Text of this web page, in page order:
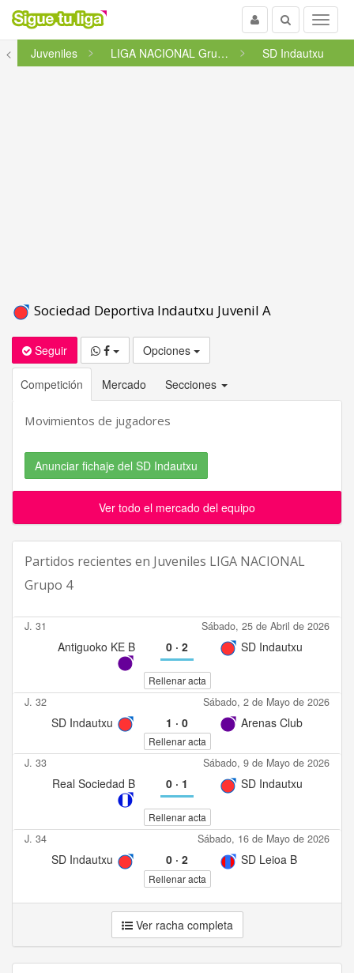
Menu
Buscar
Usuario
<
Juveniles LIGA NACIONAL Grupo 4 SD Indautxu
Sociedad Deportiva Indautxu Juvenil A
Seguir Opciones
Competición Mercado Secciones
Movimientos de jugadores
Anunciar fichaje del SD Indautxu
Ver todo el mercado del equipo
Partidos recientes en Juveniles LIGA NACIONAL
Grupo 4
J. 31 Sábado, 25 de Abril de 2026
Antiguoko KE B 0· 2 SD Indautxu
Rellenar acta
J. 32 Sábado, 2 de Mayo de 2026
SD Indautxu 1 · 0 Arenas Club
Rellenar acta
J. 33 Sábado, 9 de Mayo de 2026
Real Sociedad B 0· 1 SD Indautxu
Rellenar acta
J. 34 Sábado, 16 de Mayo de 2026
SD Indautxu 0· 2 SD Leioa B
Rellenar acta
Ver racha completa